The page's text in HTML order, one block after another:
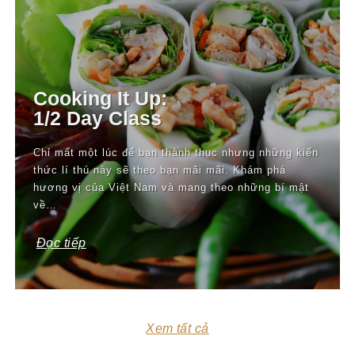
Cooking It Up:
1/2 Day Class
Chỉ mất một lúc để bạn thành thục nhưng những kiến
thức lí thú này sẽ theo bạn mãi mãi. Khám phá
hương vị của Việt Nam và mang theo những bí mật
về…
Đọc tiếp
Xem tất cả